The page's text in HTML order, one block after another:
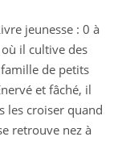
jeunesse : 0 à
il cultive des
de petits
et fâché, il
les croiser quand
retrouve nez à